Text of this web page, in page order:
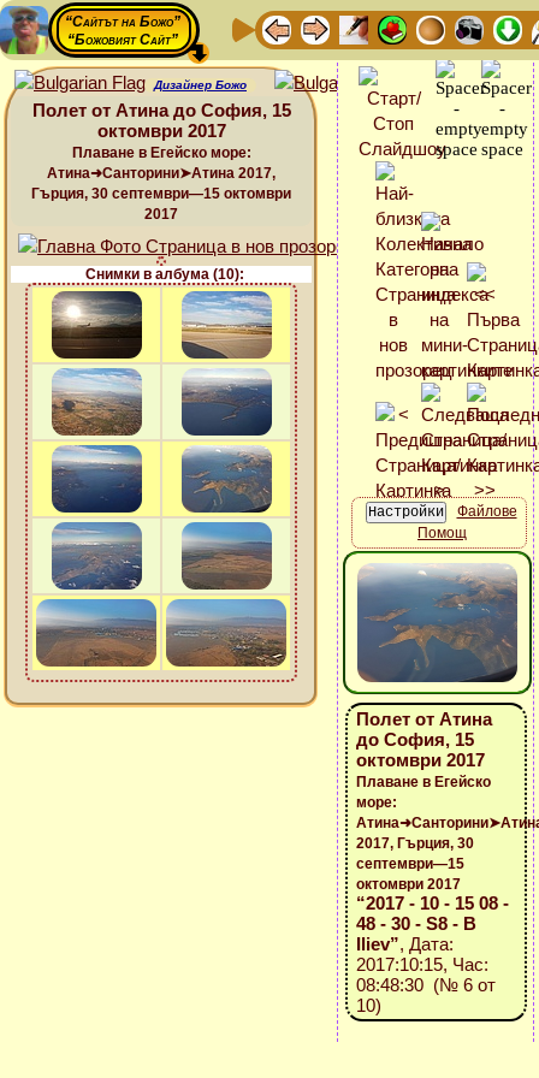
“Сайтът на Божо”
“Божовият Сайт”
Дизайнер Божо
Полет от Атина до София, 15
октомври 2017
Плаване в Егейско море:
Атина➜Санторини➤Атина 2017,
Гърция, 30 септември—15 октомври
2017
Снимки в албума (10):
Файлове
Помощ
Полет от Атина
до София, 15
октомври 2017
Плаване в Егейско
море:
2017, Гърция, 30
септември—15
октомври 2017
“2017 - 10 - 15 08 -
48 - 30 - S8 - B
Iliev”, Дата:
2017:10:15, Час:
08:48:30 (№ 6 от
10)